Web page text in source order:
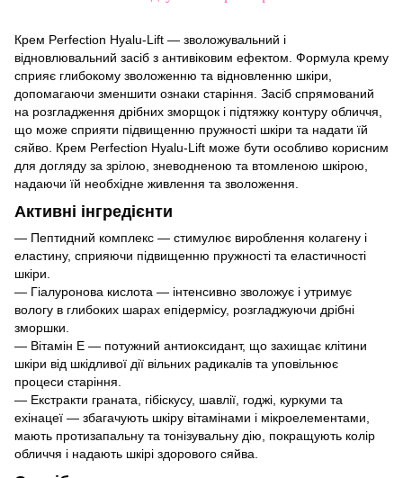
Крем Perfection Hyalu-Lift — зволожувальний і
відновлювальний засіб з антивіковим ефектом. Формула крему
сприяє глибокому зволоженню та відновленню шкіри,
допомагаючи зменшити ознаки старіння. Засіб спрямований
на розгладження дрібних зморщок і підтяжку контуру обличчя,
що може сприяти підвищенню пружності шкіри та надати їй
сяйво. Крем Perfection Hyalu-Lift може бути особливо корисним
для догляду за зрілою, зневодненою та втомленою шкірою,
надаючи їй необхідне живлення та зволоження.
Активні інгредієнти
— Пептидний комплекс — стимулює вироблення колагену і
еластину, сприяючи підвищенню пружності та еластичності
шкіри.
— Гіалуронова кислота — інтенсивно зволожує і утримує
вологу в глибоких шарах епідермісу, розгладжуючи дрібні
зморшки.
— Вітамін E — потужний антиоксидант, що захищає клітини
шкіри від шкідливої дії вільних радикалів та уповільнює
процеси старіння.
— Екстракти граната, гібіскусу, шавлії, годжі, куркуми та
ехінацеї — збагачують шкіру вітамінами і мікроелементами,
мають протизапальну та тонізувальну дію, покращують колір
обличчя і надають шкірі здорового сяйва.